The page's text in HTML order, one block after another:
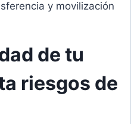
y movilización
de tu
riesgos de